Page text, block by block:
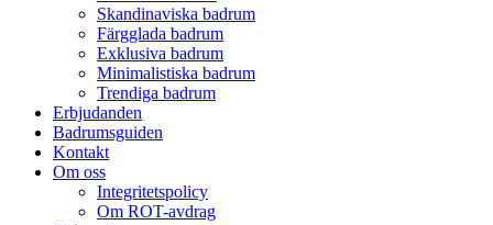
Skandinaviska badrum
Färgglada badrum
Exklusiva badrum
Minimalistiska badrum
Trendiga badrum
Erbjudanden
Badrumsguiden
Kontakt
Om oss
Integritetspolicy
Om ROT-avdrag